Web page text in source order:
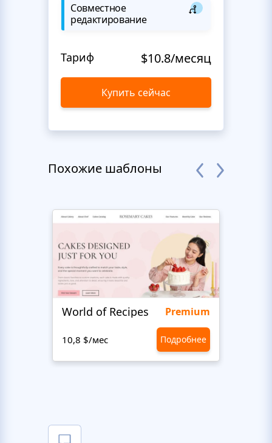
Совместное
редактирование
Тариф $10.8/месяц
Купить сейчас
Похожие шаблоны
World of Recipes Premium
10,8 $/мес Подробнее